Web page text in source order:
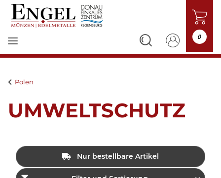
0
Polen
UMWELTSCHUTZ
Nur bestellbare Artikel